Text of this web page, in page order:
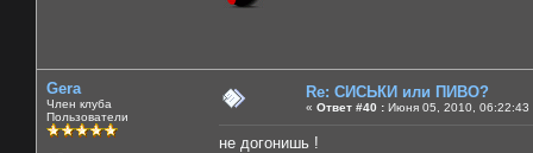
Gera
Член клуба
Пользователи
Re: СИСЬКИ или ПИВО?
« Ответ #40 : Июня 05, 2010, 06:22:43
не догонишь !